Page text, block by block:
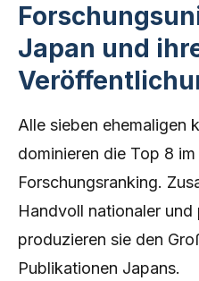
Japan und
Alle sieben ehemaligen
dominieren die Top 8
Forschungsranking.
Handvoll nationaler
produzieren sie den
Publikationen Japans.